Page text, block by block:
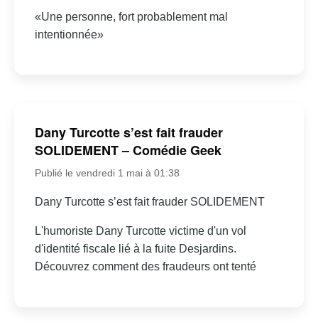
«Une personne, fort probablement mal
intentionnée»
Dany Turcotte s’est fait frauder
SOLIDEMENT – Comédie Geek
Publié le vendredi 1 mai à 01:38
Dany Turcotte s’est fait frauder SOLIDEMENT
L'humoriste Dany Turcotte victime d'un vol
d'identité fiscale lié à la fuite Desjardins.
Découvrez comment des fraudeurs ont tenté